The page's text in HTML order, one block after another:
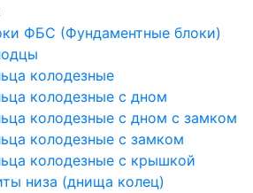
ФБС (Фундаментные блоки)
колодезные
колодезные с дном
колодезные с дном с замком
колодезные с замком
колодезные с крышкой
низа (днища колец)